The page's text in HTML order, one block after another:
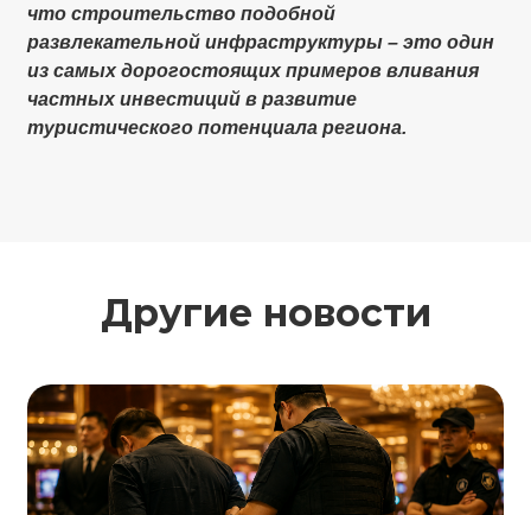
что строительство подобной
развлекательной инфраструктуры – это один
из самых дорогостоящих примеров вливания
частных инвестиций в развитие
туристического потенциала региона.
Другие новости